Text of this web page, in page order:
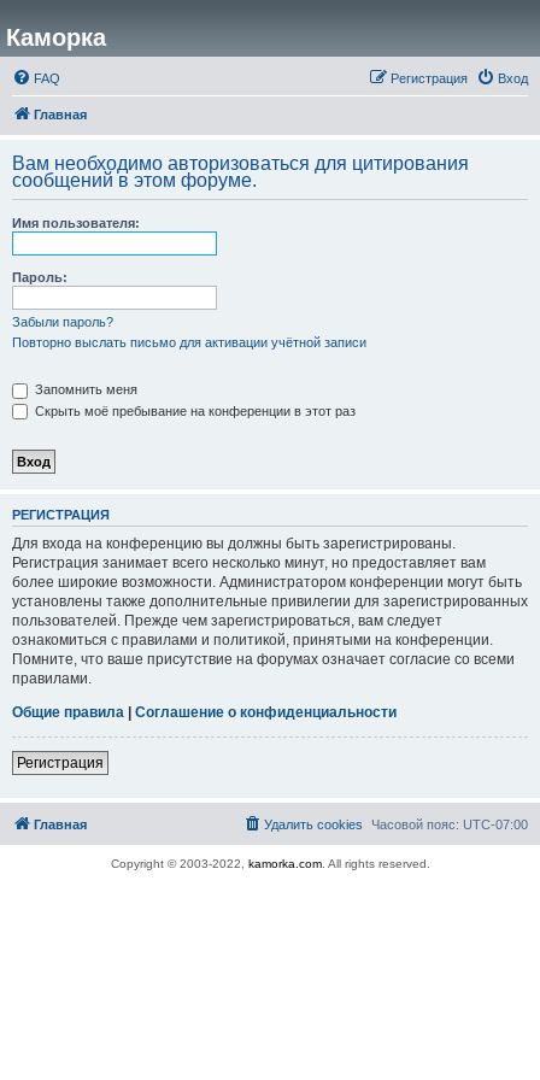
Каморка
FAQ Вход
Регистрация
Главная
Вам необходимо авторизоваться для цитирования
сообщений в этом форуме.
Имя пользователя:
Пароль:
Забыли пароль?
Повторно выслать письмо для активации учётной записи
Запомнить меня
Скрыть моё пребывание на конференции в этот раз
РЕГИСТРАЦИЯ
Для входа на конференцию вы должны быть зарегистрированы.
Регистрация занимает всего несколько минут, но предоставляет вам
более широкие возможности. Администратором конференции могут быть
установлены также дополнительные привилегии для зарегистрированных
пользователей. Прежде чем зарегистрироваться, вам следует
ознакомиться с правилами и политикой, принятыми на конференции.
Помните, что ваше присутствие на форумах означает согласие со всеми
правилами.
Общие правила | Соглашение о конфиденциальности
Регистрация
Главная Часовой пояс: UTC-07:00
Удалить cookies
Copyright © 2003-2022, kamorka.com. All rights reserved.